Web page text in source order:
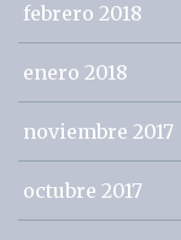
febrero 2018
enero 2018
noviembre 2017
octubre 2017